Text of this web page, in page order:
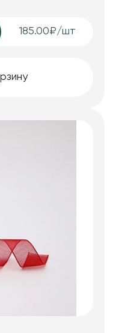
185.00₽/шт